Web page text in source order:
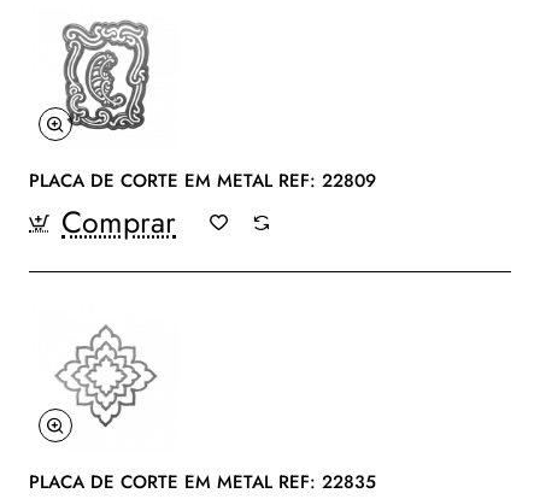
PLACA DE CORTE EM METAL REF: 22809
Comprar
PLACA DE CORTE EM METAL REF: 22835